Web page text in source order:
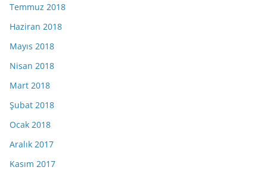
Temmuz 2018
Haziran 2018
Mayıs 2018
Nisan 2018
Mart 2018
Şubat 2018
Ocak 2018
Aralık 2017
Kasım 2017